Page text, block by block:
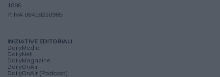
1886
P. IVA 06418220965
INIZIATIVE EDITORIALI
DailyMedia
DailyNet
DailyMagazine
DailyOnAir
DailyOnAir (Podcast)